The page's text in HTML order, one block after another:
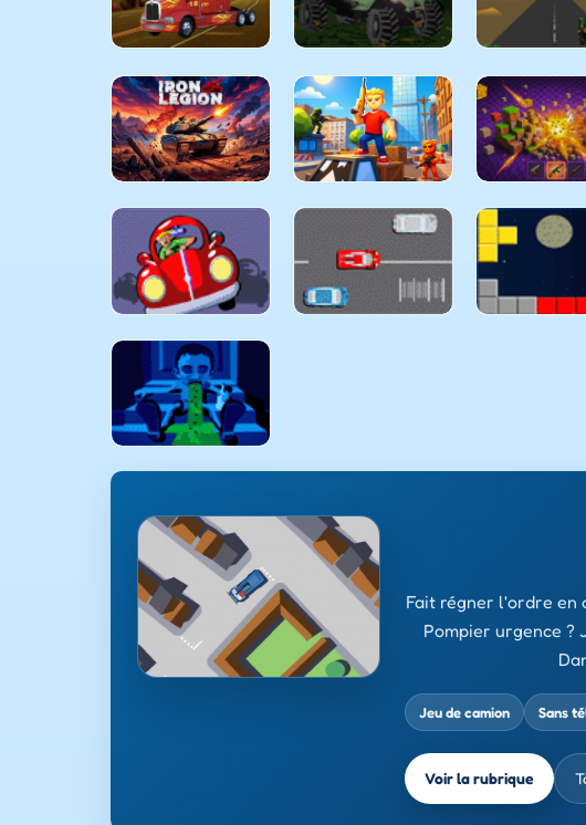
Fait régner l'ordre en
Pompier urgence ?
Jeu de camion Sans
Voir la rubrique